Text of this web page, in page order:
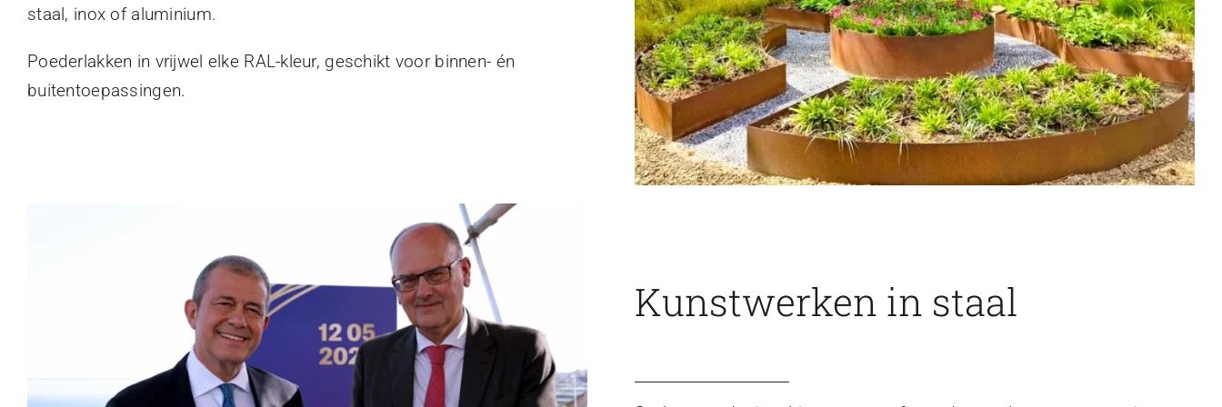
staal, inox of aluminium.
Poederlakken in vrijwel elke RAL-kleur, geschikt voor binnen- én
buitentoepassingen.
Kunstwerken in staal